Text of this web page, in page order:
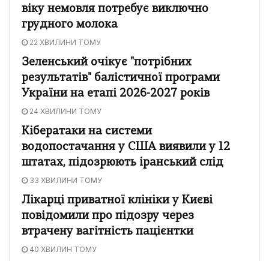
віку немовля потребує виключно
грудного молока
22 ХВИЛИНИ ТОМУ
Зеленський очікує "потрібних
результатів" балістичної програми
України на етапі 2026-2027 років
24 ХВИЛИНИ ТОМУ
Кібератаки на системи
водопостачання у США виявили у 12
штатах, підозрюють іранський слід
33 ХВИЛИНИ ТОМУ
Лікарці приватної клініки у Києві
повідомили про підозру через
втрачену вагітність пацієнтки
40 ХВИЛИН ТОМУ